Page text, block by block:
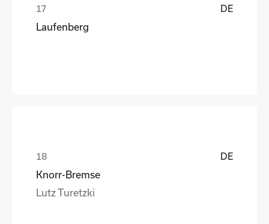
DE
Laufenberg
DE
Knorr-Bremse
Lutz Turetzki